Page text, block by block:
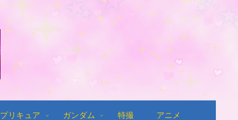
プリキュア ガンダム 特撮 アニメ